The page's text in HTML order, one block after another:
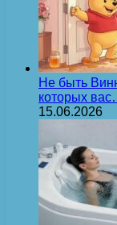
Не быть
которых
15.06.2026